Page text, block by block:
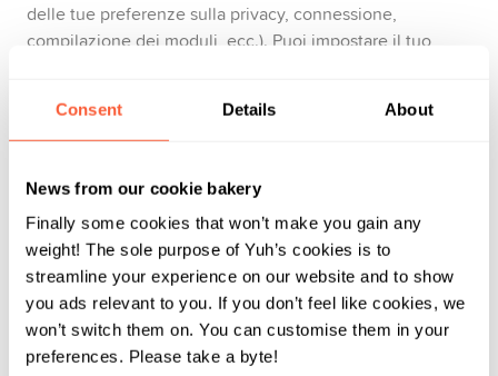
Consent Details About
News from our cookie bakery
Finally some cookies that won’t make you gain any
weight! The sole purpose of Yuh’s cookies is to
streamline your experience on our website and to show
you ads relevant to you. If you don’t feel like cookies, we
won’t switch them on. You can customise them in your
preferences. Please take a byte!
delle tue preferenze sulla privacy, connessione,
compilazione dei moduli, ecc.). Puoi impostare il tuo
funzioneranno.
Cookie analitici e pubblicitari
I cookie analitici ci mostrano quali pagine sono le più o
meno visitate e come gli utenti si comportano sul sito. Se
non autorizzi questi cookie, non sapremo quando hai
visitato il nostro sito e non potremo monitorare le sue
performance. I cookie pubblicitari possono essere
mostrati sul nostro sito da parte dei nostri partner